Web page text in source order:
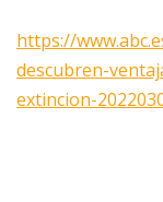
https://
descubren-
extincion-